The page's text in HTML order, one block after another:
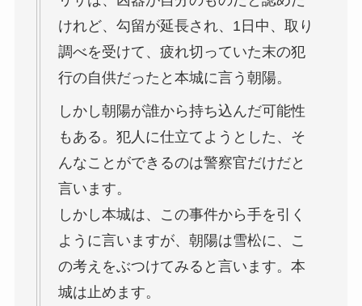
けれど、勾留が延長され、1日中、取り
調べを受けて、疲れ切っていた末の犯
行の自供だったと本城に言う朝陽。
しかし朝陽が誰から持ち込んだ可能性
もある。犯人に仕立てようとした、そ
んなことができるのは警察官だけだと
言います。
しかし本城は、この事件から手を引く
ように言いますが、朝陽は雪松に、こ
の考えをぶつけてみると言います。本
城は止めます。